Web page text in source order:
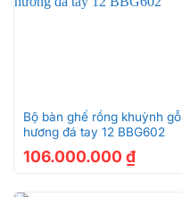
Bộ bàn ghế rồng khuỳnh gỗ
hương đá tay 12 BBG602
106.000.000 ₫